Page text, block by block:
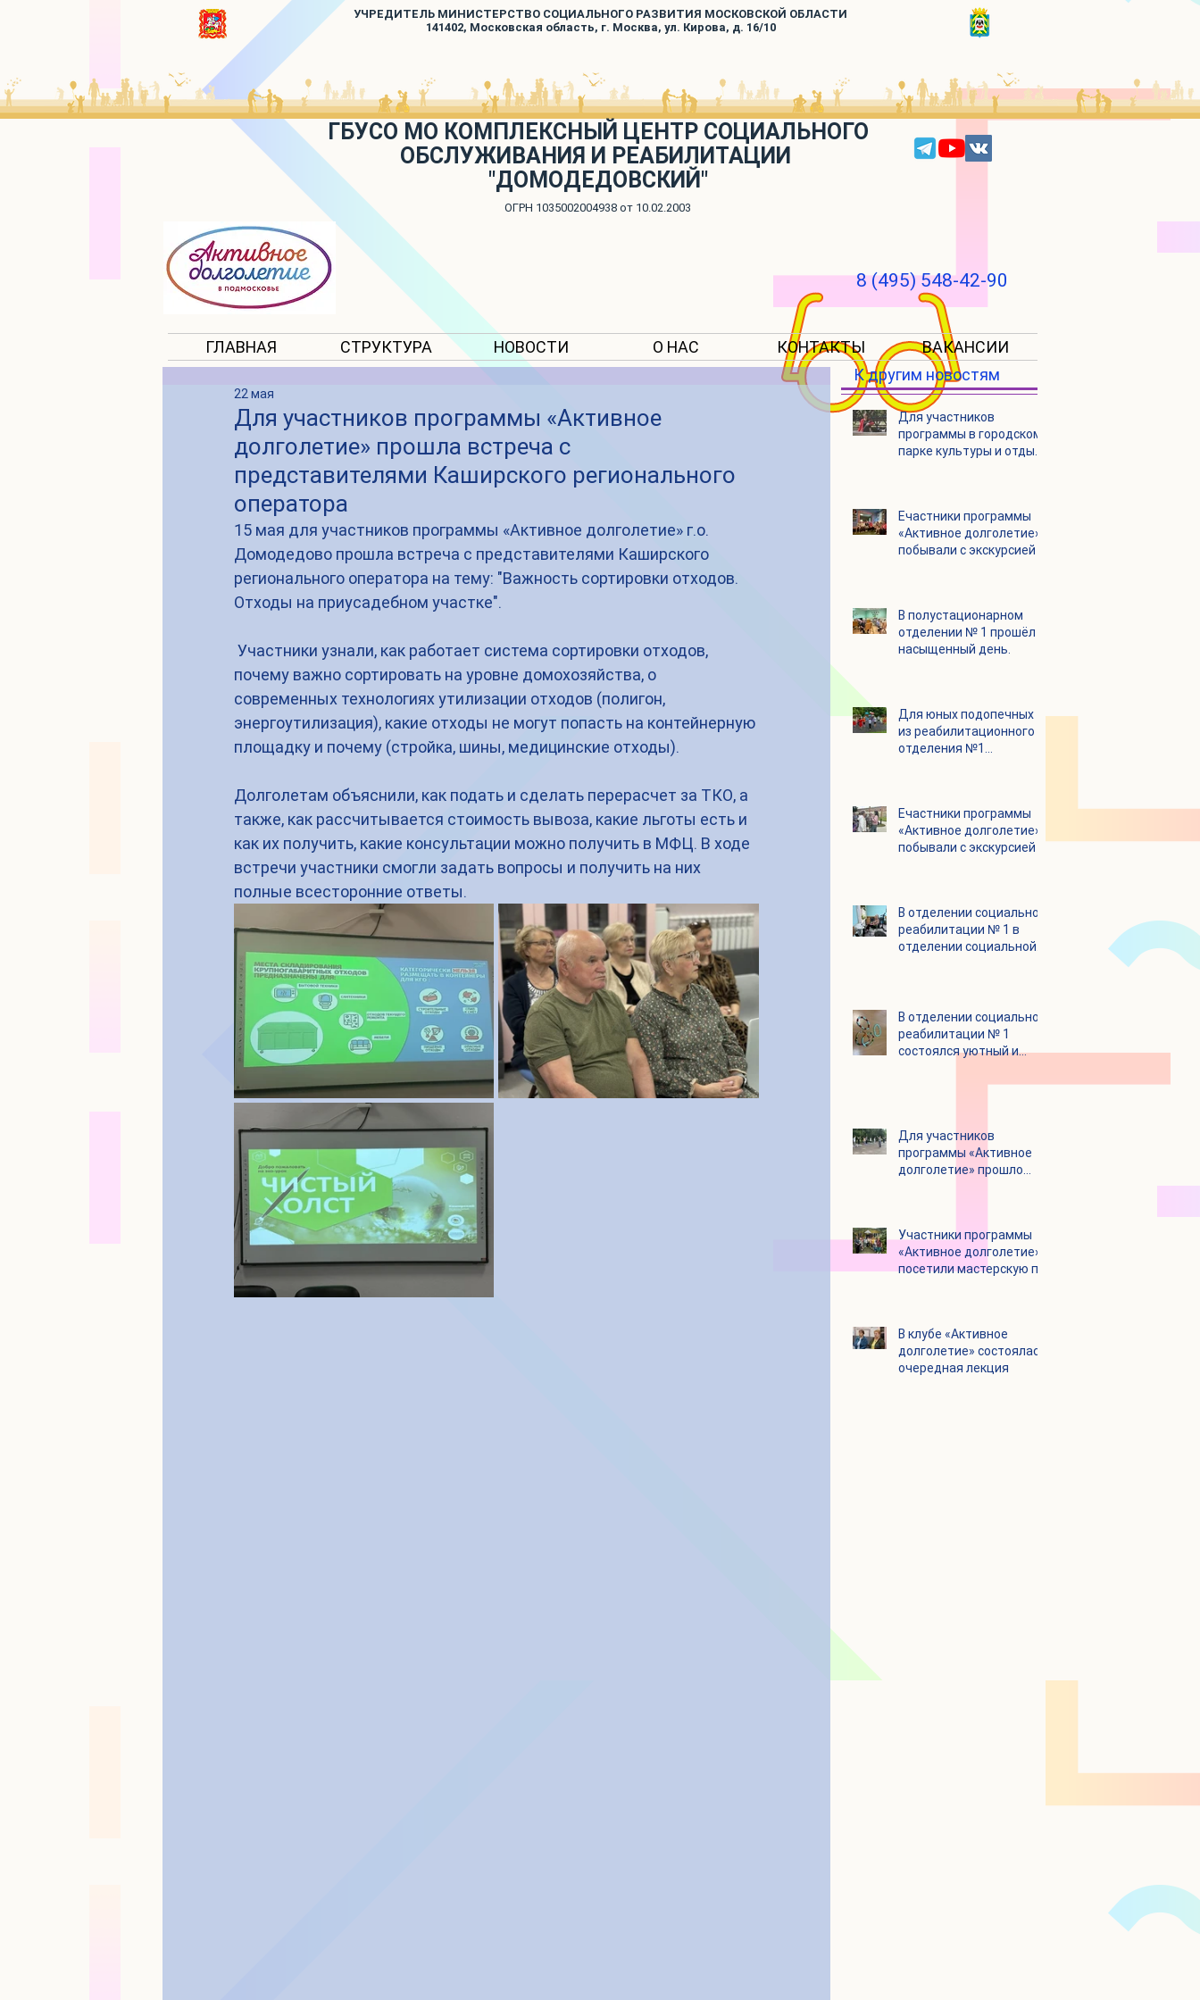
УЧРЕДИТЕЛЬ МИНИСТЕРСТВО СОЦИАЛЬНОГО РАЗВИТИЯ МОСКОВСКОЙ ОБЛАСТИ
141402, Московская область, г. Москва, ул. Кирова, д. 16/10
ГБУСО МО КОМПЛЕКСНЫЙ ЦЕНТР СОЦИАЛЬНОГО
ОБСЛУЖИВАНИЯ И РЕАБИЛИТАЦИИ
"ДОМОДЕДОВСКИЙ"
ОГРН 1035002004938 от 10.02.2003
8 (495) 548-42-90
ГЛАВНАЯ СТРУКТУРА НОВОСТИ О НАС КОНТАКТЫ ВАКАНСИИ
Для участников программы «Активное
долголетие» прошла встреча с
представителями Каширского регионального
оператора
22 мая
15 мая для участников программы «Активное долголетие» г.о.
Домодедово прошла встреча с представителями Каширского
регионального оператора на тему: "Важность сортировки отходов.
Отходы на приусадебном участке".
Участники узнали, как работает система сортировки отходов,
почему важно сортировать на уровне домохозяйства, о
современных технологиях утилизации отходов (полигон,
энергоутилизация), какие отходы не могут попасть на контейнерную
площадку и почему (стройка, шины, медицинские отходы).
Долголетам объяснили, как подать и сделать перерасчет за ТКО, а
также, как рассчитывается стоимость вывоза, какие льготы есть и
как их получить, какие консультации можно получить в МФЦ. В ходе
встречи участники смогли задать вопросы и получить на них
полные всесторонние ответы.
К другим новостям
Для участников
программы в городском
парке культуры и отдыха
Eчастники программы
«Активное долголетие»
побывали с экскурсией в
В полустационарном
отделении № 1 прошёл
насыщенный день.
Для юных подопечных
из реабилитационного
отделения №1
Eчастники программы
«Активное долголетие»
побывали с экскурсией в
В отделении социальной
реабилитации № 1 в
отделении социальной
В отделении социальной
реабилитации № 1
состоялся уютный и
Для участников
программы «Активное
долголетие» прошло
Участники программы
«Активное долголетие»
посетили мастерскую по
В клубе «Активное
долголетие» состоялась
очередная лекция